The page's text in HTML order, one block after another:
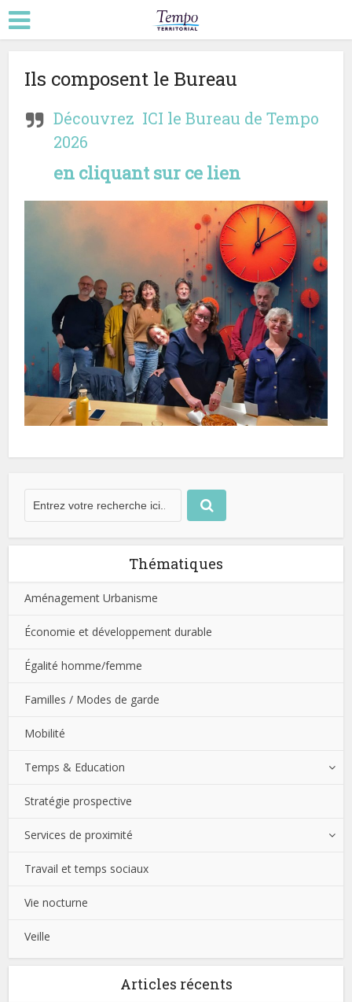
Ils composent le Bureau
Découvrez ICI le Bureau de Tempo
2026
en cliquant sur ce lien
Thématiques
Aménagement Urbanisme
Économie et développement durable
Égalité homme/femme
Familles / Modes de garde
Mobilité
Temps & Education
Stratégie prospective
Services de proximité
Travail et temps sociaux
Vie nocturne
Veille
Articles récents